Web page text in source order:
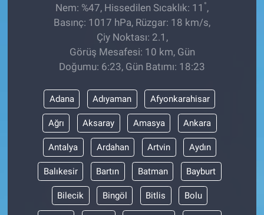
Nem: %47, Hissedilen Sıcaklık: 11 °,
Basınç: 1017 hPa, Rüzgar: 18 km/s,
Çiy Noktası: 2.1,
Görüş Mesafesi: 10 km, Gün
Doğumu: 6:23, Gün Batımı: 18:23
Adana Adıyaman Afyonkarahisar
Ağrı Aksaray Amasya Ankara
Antalya Ardahan Artvin Aydın
Balıkesir Bartın Batman Bayburt
Bilecik Bingöl Bitlis Bolu
Gün Başlıyor
Gün Bitiyor
Gündem Özel
Günün görüntüsü
Haber